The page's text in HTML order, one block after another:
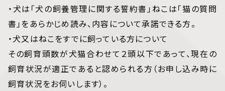
・犬は「犬の飼養管理に関する誓約書」ねこは「猫の質問
書」をあらかじめ読み、内容について承諾できる方。
・犬又はねこをすでに飼っている方について
その飼育頭数が犬猫合わせて２頭以下であって、現在の
飼育状況が適正であると認められる方（お申し込み時に
飼育状況をお伺いします）。